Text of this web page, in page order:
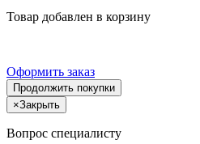
Товар добавлен в корзину
Оформить заказ
Продолжить покупки
×Закрыть
Вопрос специалисту